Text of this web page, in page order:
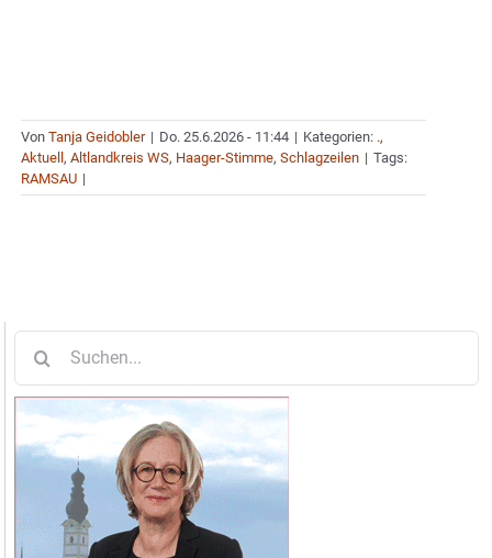
Von Tanja Geidobler | Do. 25.6.2026 - 11:44 | Kategorien: .,
Aktuell , Altlandkreis WS, Haager-Stimme, Schlagzeilen | Tags:
RAMSAU |
nach: